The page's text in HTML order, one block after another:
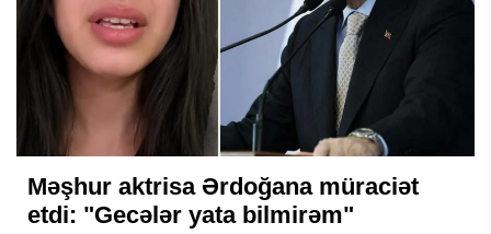
Məşhur aktrisa Ərdoğana müraciət
etdi: "Gecələr yata bilmirəm"